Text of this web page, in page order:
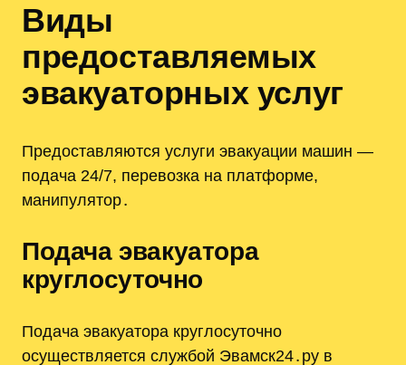
Виды
предоставляемых
эвакуаторных услуг
Предоставляются услуги эвакуации машин —
подачa 24/7, перевозка на платформе,
манипулятор․
Подача эвакуатора
круглосуточно
Подача эвакуатора круглосуточно
осуществляется службой Эвамск24․ру в